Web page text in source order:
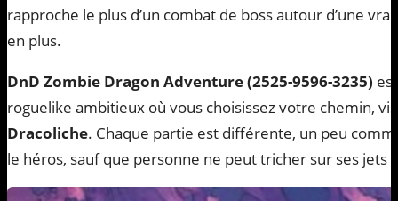
rapproche le plus d’un combat de boss autour d’une
en plus.
DnD Zombie Dragon Adventure (2525-9596-3235)
roguelike ambitieux où vous choisissez votre chemin,
Dracoliche. Chaque partie est différente, un peu
le héros, sauf que personne ne peut tricher sur ses jets